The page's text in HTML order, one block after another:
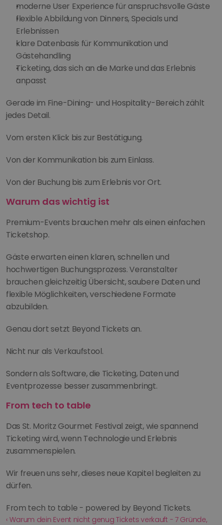
moderne User Experience für anspruchsvolle Gäste
flexible Abbildung von Dinners, Specials und
Erlebnissen
klare Datenbasis für Kommunikation und
Gästehandling
Ticketing, das sich an die Marke und das Erlebnis
anpasst
Gerade im Fine-Dining- und Hospitality-Bereich zählt
jedes Detail.
Vom ersten Klick bis zur Bestätigung.
Von der Kommunikation bis zum Einlass.
Von der Buchung bis zum Erlebnis vor Ort.
Warum das wichtig ist
Premium-Events brauchen mehr als einen einfachen
Ticketshop.
Gäste erwarten einen klaren, schnellen und
hochwertigen Buchungsprozess. Veranstalter
brauchen gleichzeitig Übersicht, saubere Daten und
flexible Möglichkeiten, verschiedene Formate
abzubilden.
Genau dort setzt Beyond Tickets an.
Nicht nur als Verkaufstool.
Sondern als Software, die Ticketing, Daten und
Eventprozesse besser zusammenbringt.
From tech to table
Das St. Moritz Gourmet Festival zeigt, wie spannend
Ticketing wird, wenn Technologie und Erlebnis
zusammenspielen.
Wir freuen uns sehr, dieses neue Kapitel begleiten zu
dürfen.
From tech to table - powered by Beyond Tickets.
‹ Warum dein Event nicht genug Tickets verkauft - 7 Gründe,